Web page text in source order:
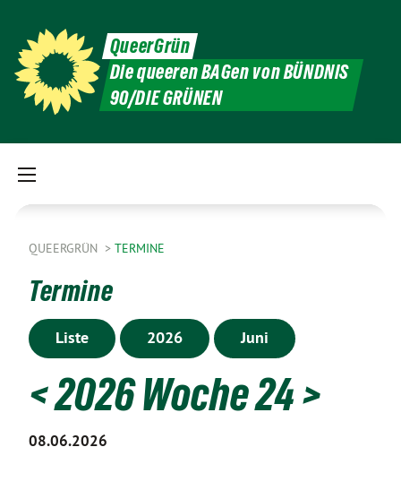
QueerGrün
Die queeren BAGen von BÜNDNIS
90/DIE GRÜNEN
QUEERGRÜN TERMINE
Termine
Liste 2026 Juni
<2026 Woche 24>
08.06.2026